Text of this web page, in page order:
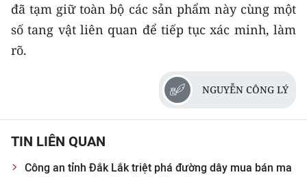
Media Giáo dục
Media Y tế
Media Khoa học - Công nghệ
Ảnh
Infographic
đã tạm giữ toàn bộ các sản phẩm này cùng một
số tang vật liên quan để tiếp tục xác minh, làm
rõ.
NGUYỄN CÔNG LÝ
TIN LIÊN QUAN
Công an tỉnh Đắk Lắk triệt phá đường dây mua bán ma